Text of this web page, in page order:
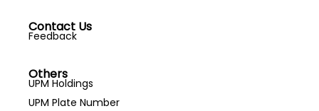
Contact Us
Feedback
Others
UPM Holdings
UPM Plate Number